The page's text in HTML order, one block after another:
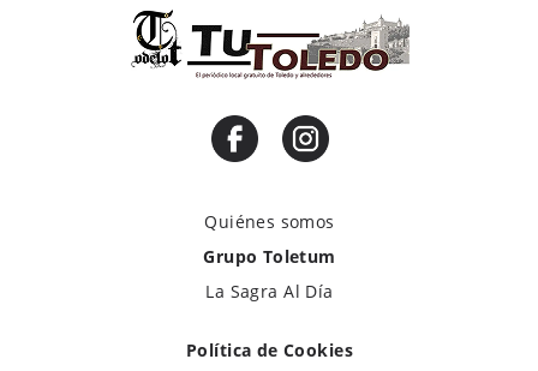
Quiénes somos
Grupo Toletum
La Sagra Al Día
Política de Cookies